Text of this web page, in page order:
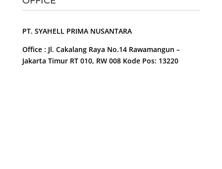
PT. SYAHELL PRIMA NUSANTARA
Office : Jl. Cakalang Raya No.14 Rawamangun –
Jakarta Timur RT 010, RW 008 Kode Pos: 13220